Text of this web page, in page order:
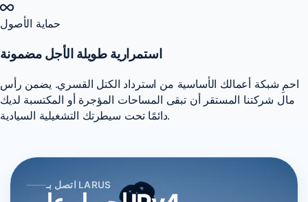
حماية الأصول
استمرارية طويلة الأجل مضمونة
احمِ شبكة أعمالك الأساسية من استرداد الكتل القسري. يضمن رأس
مال شركتنا المستقر أن تبقى المساحات المؤجرة أو المكتسبة لديك
دائمًا تحت سيطرتك التشغيلية السيادية.
اتصل بـ LARUS